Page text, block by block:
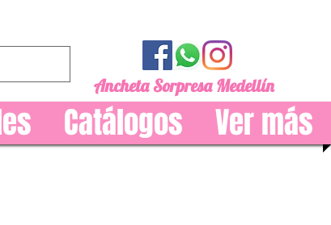
Ancheta Sorpresa Medellín
Catálogos Ver más